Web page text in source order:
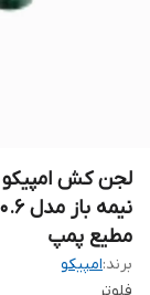
مطیع پمپ
برند:امپیکو